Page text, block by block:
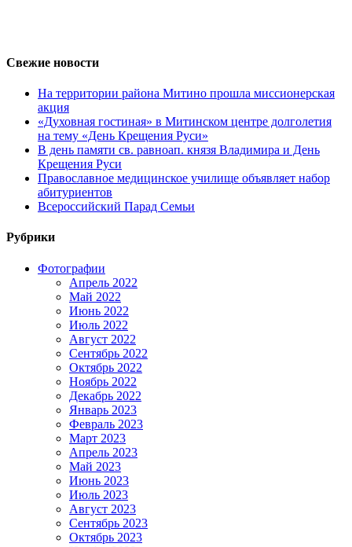
Свежие новости
На территории района Митино прошла миссионерская
акция
«Духовная гостиная» в Митинском центре долголетия
на тему «День Крещения Руси»
В день памяти св. равноап. князя Владимира и День
Крещения Руси
Православное медицинское училище объявляет набор
абитуриентов
Всероссийский Парад Семьи
Рубрики
Фотографии
Апрель 2022
Май 2022
Июнь 2022
Июль 2022
Август 2022
Сентябрь 2022
Октябрь 2022
Ноябрь 2022
Декабрь 2022
Январь 2023
Февраль 2023
Март 2023
Апрель 2023
Май 2023
Июнь 2023
Июль 2023
Август 2023
Сентябрь 2023
Октябрь 2023